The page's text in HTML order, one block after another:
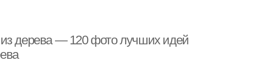
дерева — 120 фото лучших идей